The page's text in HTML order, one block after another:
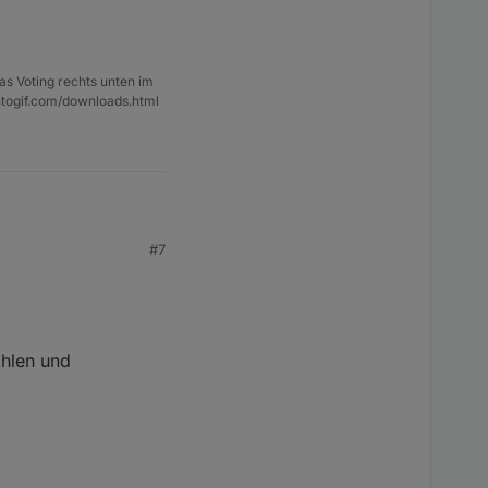
Voting rechts unten im
downloads.html
#7
und